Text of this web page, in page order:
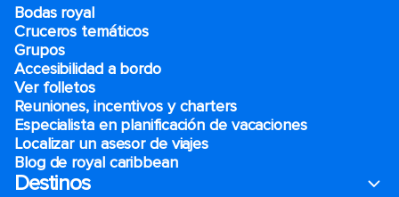
Bodas royal
Cruceros temáticos
Grupos
Accesibilidad a bordo
Ver folletos
Reuniones, incentivos y charters​
Especialista en planificación de vacaciones
Localizar un asesor de viajes
Blog de royal caribbean
Destinos